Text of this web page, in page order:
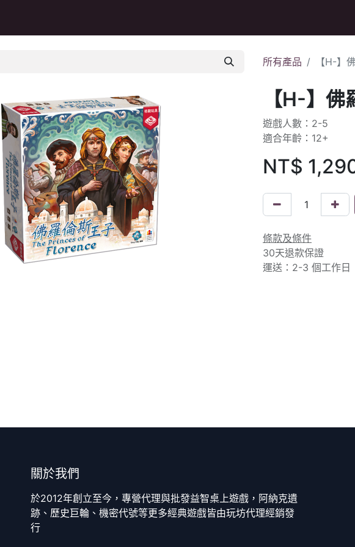
所有產品 【H-】
【H-】
遊戲人數：2-5
適合年齡：12+
NT$
條款及條件
30天退款保證
運送：2-3 個工作日
關於我們
於2012年創立至今，專營代理與批發益智桌上遊戲，阿納克遺
跡、歷史巨輪、機密代號等更多經典遊戲皆由玩坊代理經銷發
行